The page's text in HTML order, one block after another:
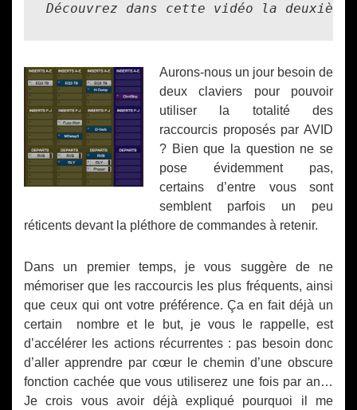
Découvrez dans cette vidéo la
Aurons-nous un jour besoin de
deux claviers pour pouvoir
utiliser la totalité des
raccourcis proposés par AVID
? Bien que la question ne se
pose évidemment pas,
certains d’entre vous sont
semblent parfois un peu
réticents devant la pléthore de commandes à retenir.
Dans un premier temps, je vous suggère de ne
mémoriser que les raccourcis les plus fréquents, ainsi
que ceux qui ont votre préférence.Ça en fait déjà un
certain nombre et le but, je vous le rappelle, est
d’accélérer les actions récurrentes : pas besoin donc
d’aller apprendre par cœur le chemin d’une obscure
fonction cachée que vous utiliserez une fois par an…
Je crois vous avoir déjà expliqué pourquoi il me